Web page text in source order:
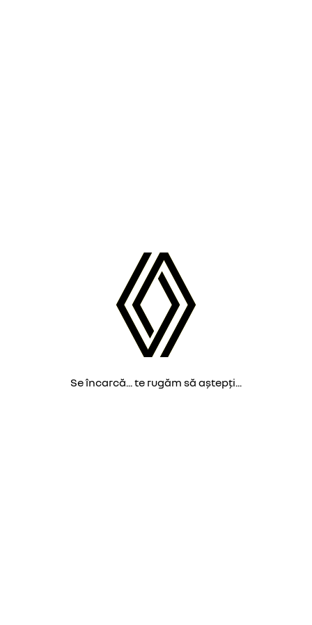
Se încarcă... te rugăm să aștepți...